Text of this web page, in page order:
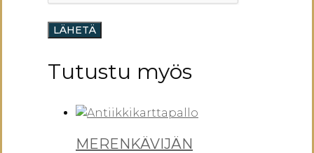
Tutustu myös
MERENKÄVIJÄN